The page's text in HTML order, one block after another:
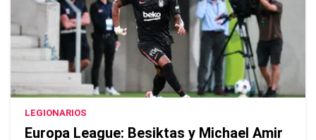
LEGIONARIOS
Europa League: Besiktas y Michael Amir